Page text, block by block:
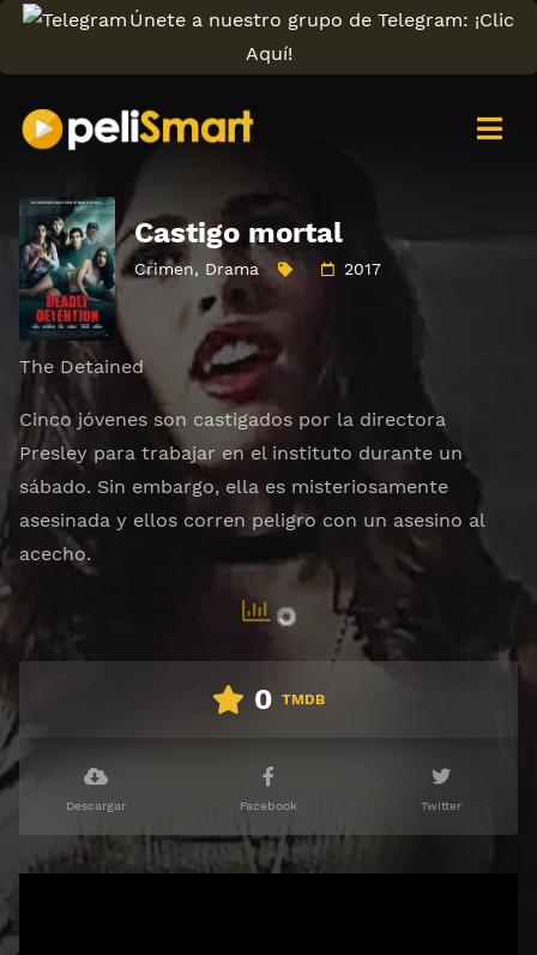
Únete a nuestro grupo de Telegram: ¡Clic
Aquí!
Castigo mortal
Crimen, Drama 2017
The Detained
Cinco jóvenes son castigados por la directora
Presley para trabajar en el instituto durante un
sábado. Sin embargo, ella es misteriosamente
asesinada y ellos corren peligro con un asesino al
acecho.
0 TMDB
Descargar Facebook Twitter